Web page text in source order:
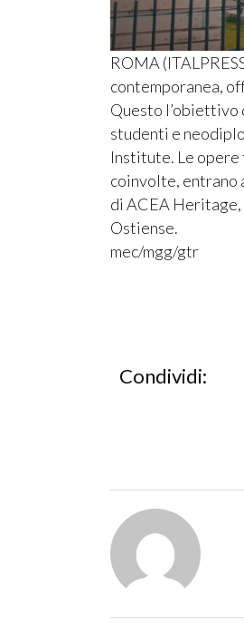
ROMA
contemporanea,
Questo l’obiettivo
studenti e
Institute. Le
coinvolte, entrano
di ACEA
Ostiense.
mec/mgg/gtr
Condividi: